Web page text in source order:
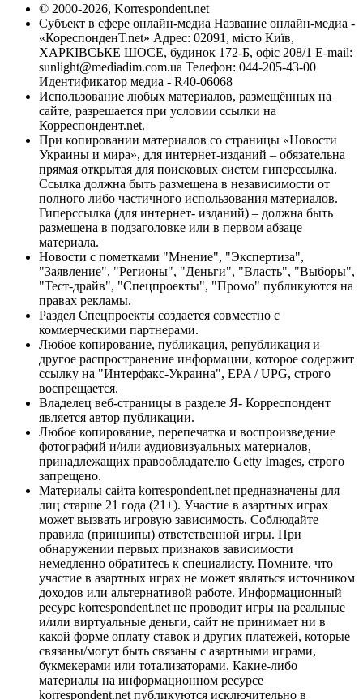
© 2000-2026, Korrespondent.net
Субъект в сфере онлайн-медиа Название онлайн-медиа -
«КореспонденТ.net» Адрес: 02091, місто Київ,
ХАРКІВСЬКЕ ШОСЕ, будинок 172-Б, офіс 208/1 E-mail:
sunlight@mediadim.com.ua Телефон: 044-205-43-00
Идентификатор медиа - R40-06068
Использование любых материалов, размещённых на
сайте, разрешается при условии ссылки на
Корреспондент.net.
При копировании материалов со страницы «Новости
Украины и мира», для интернет-изданий – обязательна
прямая открытая для поисковых систем гиперссылка.
Ссылка должна быть размещена в независимости от
полного либо частичного использования материалов.
Гиперссылка (для интернет- изданий) – должна быть
размещена в подзаголовке или в первом абзаце
материала.
Новости с пометками "Мнение", "Экспертиза",
"Заявление", "Регионы", "Деньги", "Власть", "Выборы",
"Тест-драйв", "Спецпроекты", "Промо" публикуются на
правах рекламы.
Раздел Спецпроекты создается совместно с
коммерческими партнерами.
Любое копирование, публикация, републикация и
другое распространение информации, которое содержит
ссылку на "Интерфакс-Украина", EPA / UPG, строго
воспрещается.
Владелец веб-страницы в разделе Я- Корреспондент
является автор публикации.
Любое копирование, перепечатка и воспроизведение
фотографий и/или аудиовизуальных материалов,
принадлежащих правообладателю Getty Images, строго
запрещено.
Материалы сайта korrespondent.net предназначены для
лиц старше 21 года (21+). Участие в азартных играх
может вызвать игровую зависимость. Соблюдайте
правила (принципы) ответственной игры. При
обнаружении первых признаков зависимости
немедленно обратитесь к специалисту. Помните, что
участие в азартных играх не может являться источником
доходов или альтернативой работе. Информационный
ресурс korrespondent.net не проводит игры на реальные
и/или виртуальные деньги, сайт не принимает ни в
какой форме оплату ставок и других платежей, которые
связаны/могут быть связаны с азартными играми,
букмекерами или тотализаторами. Какие-либо
материалы на информационном ресурсе
korrespondent.net публикуются исключительно в